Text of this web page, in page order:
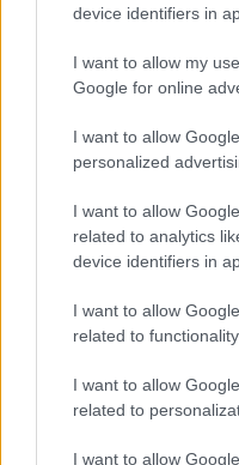
device identifiers in
I want to allow my
Google for online
I want to allow
personalized
I want to allow
related to analytics
device identifiers in
I want to allow
related to
I want to allow
related to
I want to allow
F
a
ce
b
o
o
k
T
w
it
te
r
Pi
n
te
re
st
s
NOTIZIE RECENTI
Le previsioni
Gallura
Michelle